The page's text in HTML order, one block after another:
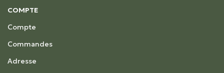
COMPTE
Compte
Commandes
Adresse